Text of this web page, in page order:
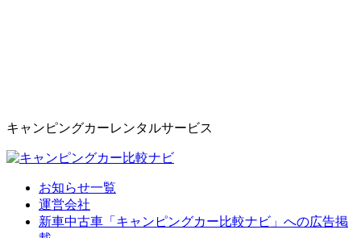
キャンピングカーレンタルサービス
お知らせ一覧
運営会社
新車中古車「キャンピングカー比較ナビ」への広告掲